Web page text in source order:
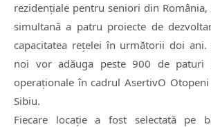
rezidențiale pentru seniori din România,
simultană a patru proiecte de
capacitatea rețelei în următorii doi ani.
noi vor adăuga peste 900 de paturi
operaționale în cadrul AsertivO
Sibiu.
Fiecare locație a fost selectată pe